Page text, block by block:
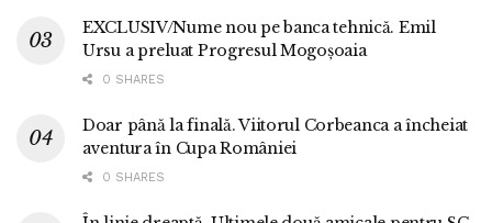
EXCLUSIV/Nume nou pe banca tehnică. Emil
Ursu a preluat Progresul Mogoșoaia
0 SHARES
Doar până la finală. Viitorul Corbeanca a încheiat
aventura în Cupa României
0 SHARES